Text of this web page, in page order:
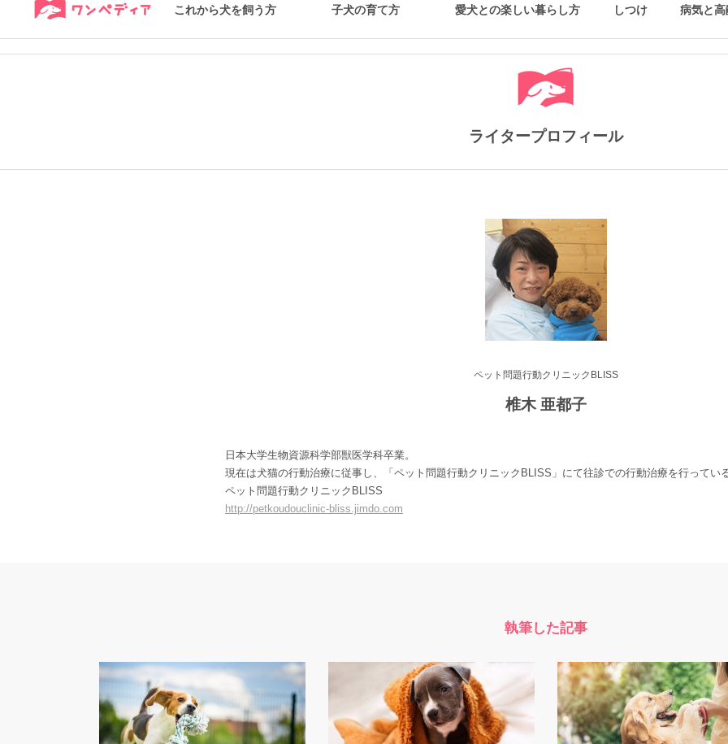
子犬の育て方
これから犬を飼う方 愛犬との楽しい暮らし方 しつけ 病気と高
ライタープロフィール
ペット問題行動クリニックBLISS
椎木 亜都子
日本大学生物資源科学部獣医学科卒業。
現在は犬猫の行動治療に従事し、「ペット問題行動クリニックBLISS」にて往診での行動治療を行ってい
ペット問題行動クリニックBLISS
http://petkoudouclinic-bliss.jimdo.com
執筆した記事